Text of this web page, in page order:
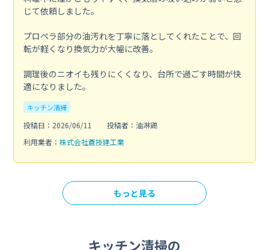
じて依頼しました。
プロペラ部分の油汚れを丁寧に落としてくれたことで、回
転が軽くなり換気力が大幅に改善。
調理後のニオイも残りにくくなり、台所で過ごす時間が快
適になりました。
キッチン清掃
投稿日：2026/06/11
投稿者：油淋鶏
利用業者： 株式会社蒼技建工業
もっと見る
キッチン清掃の